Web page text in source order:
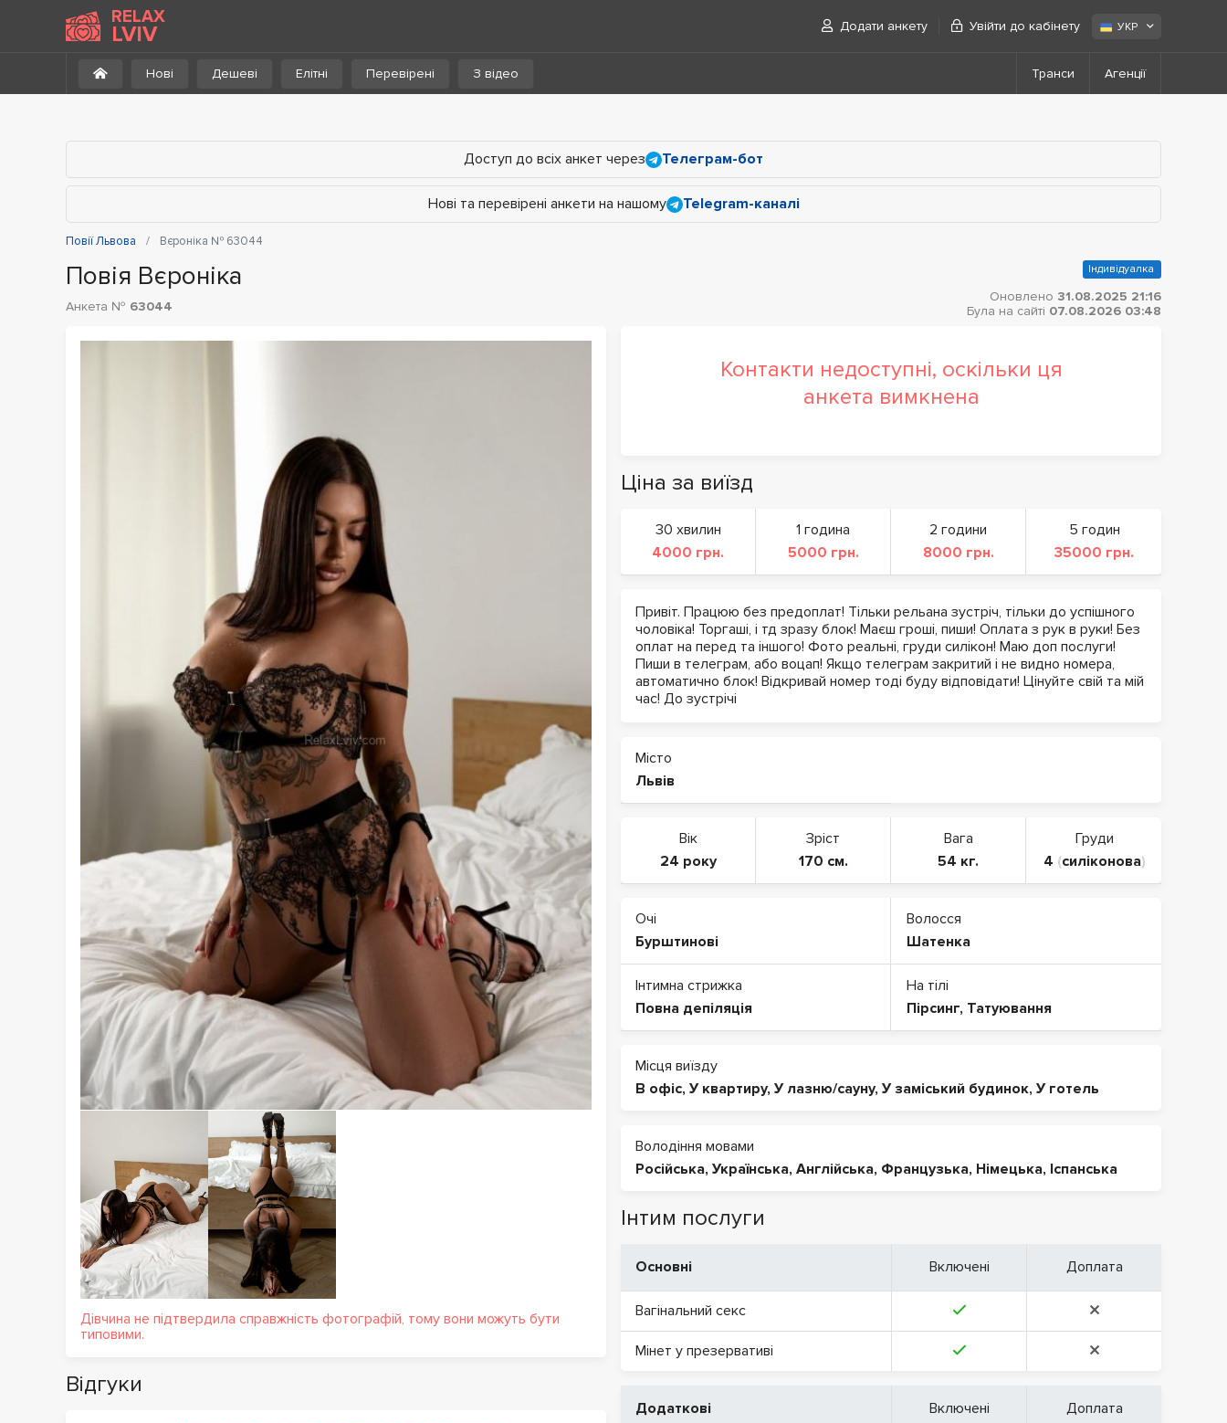
RELAX
LVIV Додати анкету Увійти до кабінету УКР
Нові Дешеві Елітні Перевірені З відео Транси Агенції
Доступ до всіх анкет через Телеграм-бот
Нові та перевірені анкети на нашому Telegram-каналі
Повії Львова Вєроніка № 63044
Повія Вєроніка
Анкета № 63044
Індивідуалка
Оновлено 31.08.2025 21:16
Була на сайті 07.08.2026 03:48
Контакти недоступні, оскільки ця
анкета вимкнена
Дівчина не підтвердила справжність фотографій, тому вони можуть бути
типовими.
Ціна за виїзд
30 хвилин
4000 грн.
1 година
5000 грн.
2 години
8000 грн.
5 годин
35000 грн.
Привіт. Працюю без предоплат! Тільки рельана зустріч, тільки до успішного
чоловіка! Торгаші, і тд зразу блок! Маєш гроші, пиши! Оплата з рук в руки! Без
оплат на перед та іншого! Фото реальні, груди силікон! Маю доп послуги!
Пиши в телеграм, або воцап! Якщо телеграм закритий і не видно номера,
автоматично блок! Відкривай номер тоді буду відповідати! Цінуйте свій та мій
час! До зустрічі
Місто
Львів
Вік
24 року
Зріст
170 см.
Вага
54 кг.
Груди
4 (силіконова)
Очі
Бурштинові
Волосся
Шатенка
Інтимна стрижка
Повна депіляція
На тілі
Пірсинг, Татуювання
Місця виїзду
В офіс, У квартиру, У лазню/сауну, У заміський будинок, У готель
Володіння мовами
Російська, Українська, Англійська, Французька, Німецька, Іспанська
Інтим послуги
Основні Включені Доплата
Вагінальний секс
Мінет у презервативі
Додаткові Включені Доплата
Відгуки